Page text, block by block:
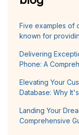
Five examples of
known for
Delivering
Phone: A
Elevating Your
Database: Why
Landing Your
Comprehensive